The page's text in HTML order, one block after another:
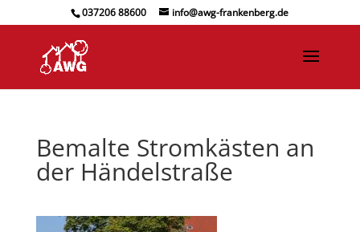
037206 88600 info@awg-frankenberg.de
Bemalte Stromkästen an
der Händelstraße